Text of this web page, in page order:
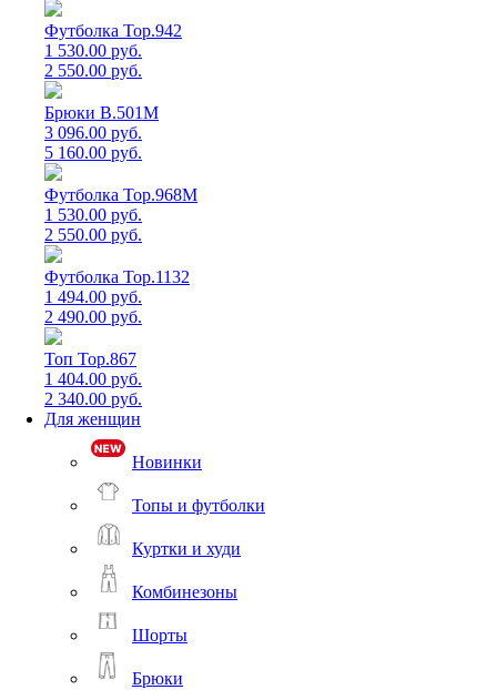
Футболка Top.942
1 530.00 руб.
2 550.00 руб.
Брюки B.501M
3 096.00 руб.
5 160.00 руб.
Футболка Top.968M
1 530.00 руб.
2 550.00 руб.
Футболка Top.1132
1 494.00 руб.
2 490.00 руб.
Топ Top.867
1 404.00 руб.
2 340.00 руб.
Для женщин
Новинки
Топы и футболки
Куртки и худи
Комбинезоны
Шорты
Брюки